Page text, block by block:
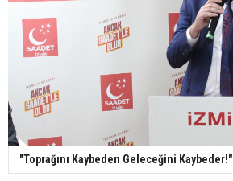
"Toprağını Kaybeden Geleceğini Kaybeder!"